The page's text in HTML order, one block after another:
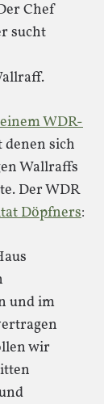
Chef
sucht
WDR-
sich
Wallraffs
Der WDR
Döpfners:
und im
wir